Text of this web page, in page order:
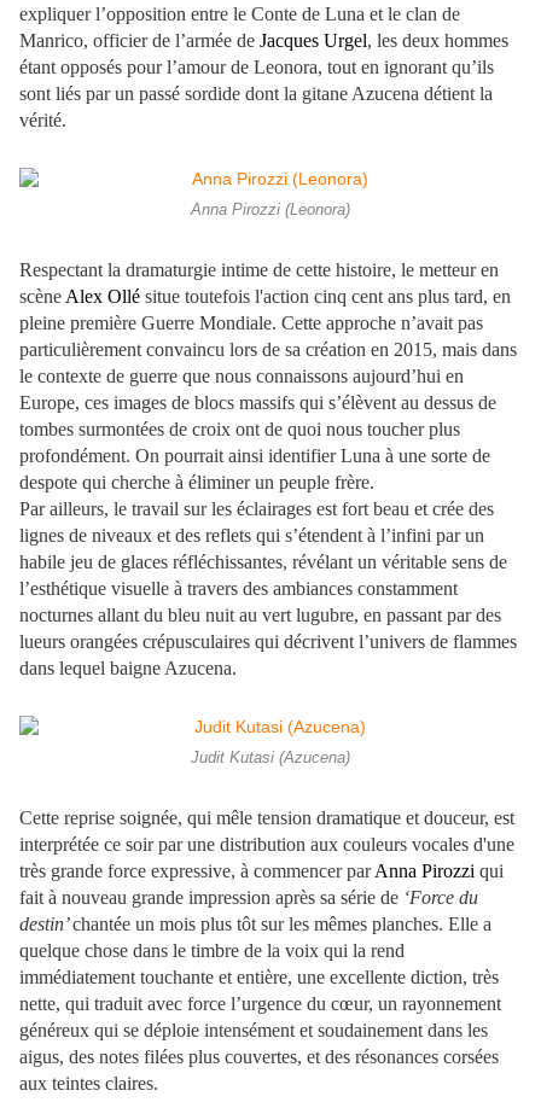
expliquer l’opposition entre le Conte de Luna et le clan de
Manrico, officier de l’armée de Jacques Urgel, les deux hommes
étant opposés pour l’amour de Leonora, tout en ignorant qu’ils
sont liés par un passé sordide dont la gitane Azucena détient la
vérité.
Anna Pirozzi (Leonora)
Respectant la dramaturgie intime de cette histoire, le metteur en
scène Alex Ollé situe toutefois l'action cinq cent ans plus tard, en
pleine première Guerre Mondiale. Cette approche n’avait pas
particulièrement convaincu lors de sa création en 2015, mais dans
le contexte de guerre que nous connaissons aujourd’hui en
Europe, ces images de blocs massifs qui s’élèvent au dessus de
tombes surmontées de croix ont de quoi nous toucher plus
profondément. On pourrait ainsi identifier Luna à une sorte de
despote qui cherche à éliminer un peuple frère.
Par ailleurs, le travail sur les éclairages est fort beau et crée des
lignes de niveaux et des reflets qui s’étendent à l’infini par un
habile jeu de glaces réfléchissantes, révélant un véritable sens de
l’esthétique visuelle à travers des ambiances constamment
nocturnes allant du bleu nuit au vert lugubre, en passant par des
lueurs orangées crépusculaires qui décrivent l’univers de flammes
dans lequel baigne Azucena.
Judit Kutasi (Azucena)
Cette reprise soignée, qui mêle tension dramatique et douceur, est
interprétée ce soir par une distribution aux couleurs vocales d'une
très grande force expressive, à commencer parAnna Pirozzi qui
fait à nouveau grande impression après sa série de ‘Force du
destin’chantée un mois plus tôt sur les mêmes planches. Elle a
quelque chose dans le timbre de la voix qui la rend
immédiatement touchante et entière, une excellente diction, très
nette, qui traduit avec force l’urgence du cœur, un rayonnement
généreux qui se déploie intensément et soudainement dans les
aigus, des notes filées plus couvertes, et des résonances corsées
aux teintes claires.